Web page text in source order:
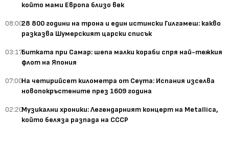
който мами Европа близо век
08:0028 800 години на трона и един истински Гилгамеш: какво
разказва Шумерският царски списък
03:17Битката при Самар: шепа малки кораби спря най-тежкия
флот на Япония
07:00На четирийсет километра от Сеута: Испания изселва
новопокръстените през 1609 година
02:20Музикални хроники: Легендарният концерт на Metallica,
който беляза разпада на СССР